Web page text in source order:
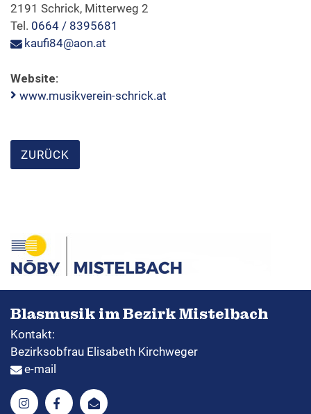
2191 Schrick, Mitterweg 2
Tel. 0664 / 8395681
kaufi84@aon.at
Website:
www.musikverein-schrick.at
ZURÜCK
Blasmusik im Bezirk Mistelbach
Kontakt:
Bezirksobfrau Elisabeth Kirchweger
e-mail